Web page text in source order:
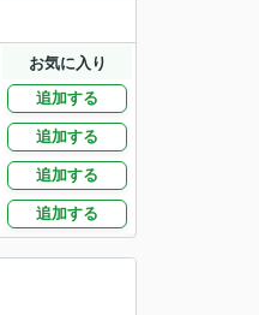
お気に入り
追加する
追加する
追加する
追加する